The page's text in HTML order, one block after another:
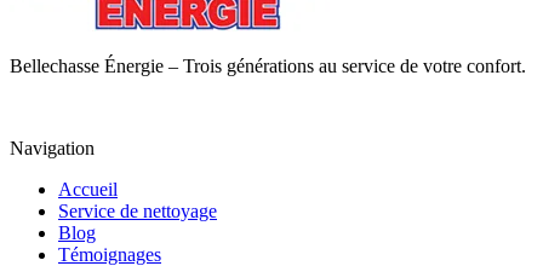
Bellechasse Énergie – Trois générations au service de votre confort.
Navigation
Accueil
Service de nettoyage
Blog
Témoignages